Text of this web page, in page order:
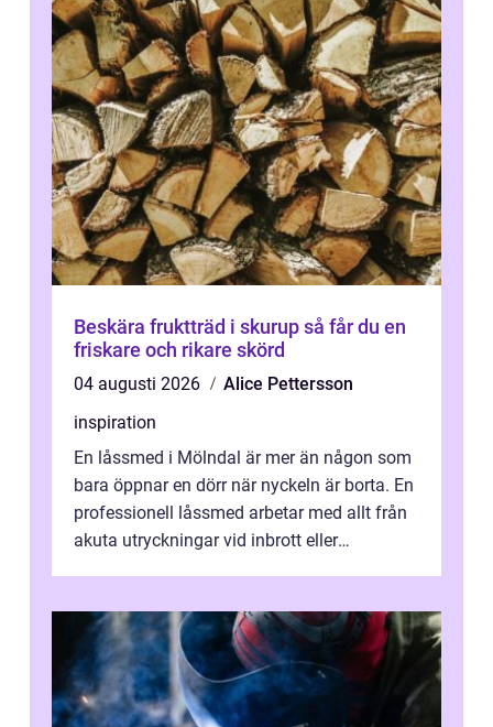
Beskära fruktträd i skurup så får du en
friskare och rikare skörd
04 augusti 2026
Alice Pettersson
inspiration
En låssmed i Mölndal är mer än någon som
bara öppnar en dörr när nyckeln är borta. En
professionell låssmed arbetar med allt från
akuta utryckningar vid inbrott eller